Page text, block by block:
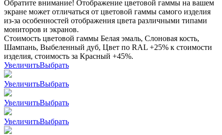
Обратите внимание! Отображение цветовой гаммы на вашем
экране может отличаться от цветовой гаммы самого изделия
из-за особенностей отображения цвета различными типами
мониторов и экранов.
Стоимость цветовой гаммы Белая эмаль, Слоновая кость,
Шампань, Выбеленный дуб, Цвет по RAL +25% к стоимости
изделия, стоимость за Красный +45%.
УвеличитьВыбрать
УвеличитьВыбрать
УвеличитьВыбрать
УвеличитьВыбрать